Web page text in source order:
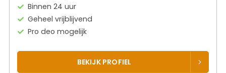
Binnen 24 uur
Geheel vrijblijvend
Pro deo mogelijk
BEKIJK PROFIEL